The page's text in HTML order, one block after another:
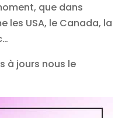
que dans
les USA, le Canada, la
à jours nous le